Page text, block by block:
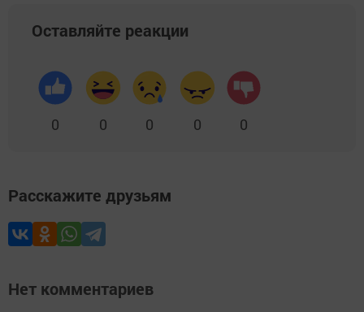
Оставляйте реакции
0 0 0 0 0
Расскажите друзьям
Нет комментариев